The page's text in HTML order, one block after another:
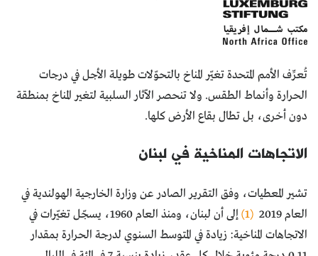
تُعرِّف الأمم المتحدة تغيّر المناخ بالتحوّلات طويلة الأجل في درجات
الحرارة وأنماط الطقس. ولا تنحصر الآثار السلبية لتغير المناخ بمنطقة
دون أخرى، بل تطال بقاع الأرض كلها.
الاتجاهات المناخية في لبنان
تشير المعطيات، وفق التقرير الصادر عن وزارة الخارجية الهولندية في
العام 2019
(1)
إلى أن لبنان، ومنذ العام 1960، يسجّل تغيّرات في
الاتجاهات المناخية: زيادة في المتوسط السنوي لدرجة الحرارة بمقدار